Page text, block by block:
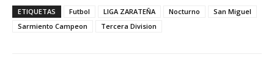
ETIQUETAS Futbol LIGA ZARATEÑA Nocturno
San Miguel
Sarmiento Campeon
Tercera Division